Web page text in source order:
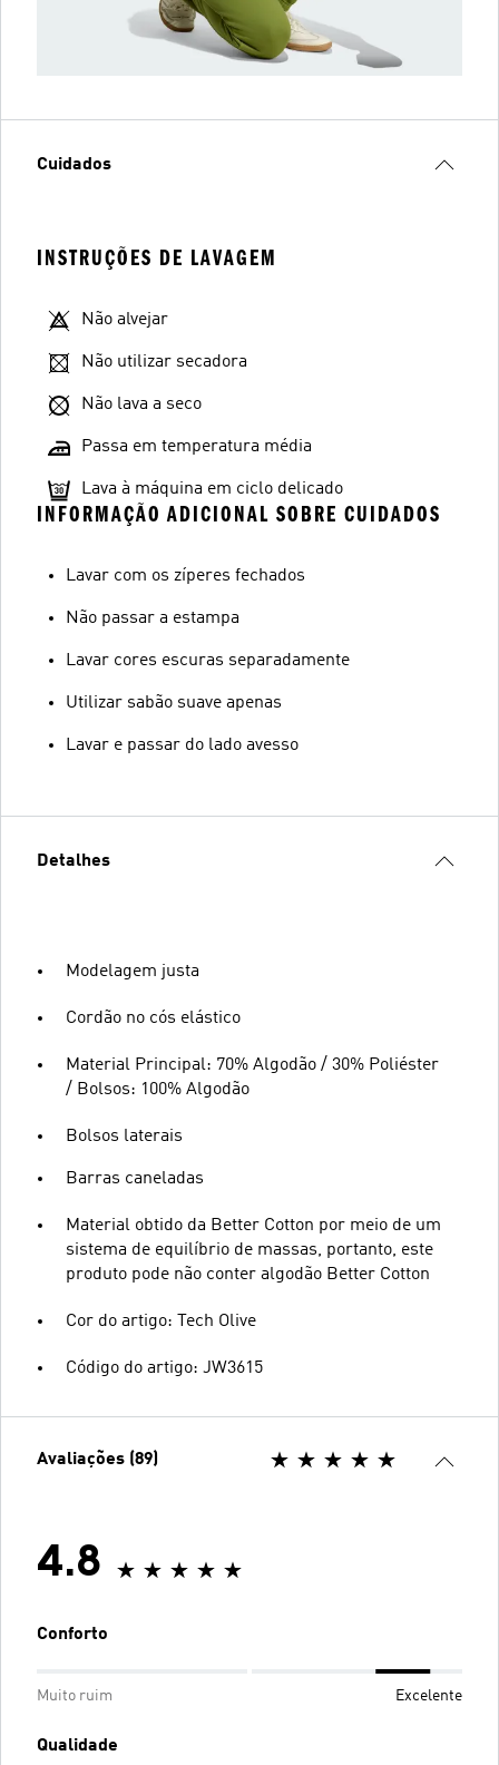
Cuidados
INSTRUÇÕES DE LAVAGEM
Não alvejar
Não utilizar secadora
Não lava a seco
Passa em temperatura média
Lava à máquina em ciclo delicado
INFORMAÇÃO ADICIONAL SOBRE CUIDADOS
Lavar com os zíperes fechados
Não passar a estampa
Lavar cores escuras separadamente
Utilizar sabão suave apenas
Lavar e passar do lado avesso
Detalhes
Modelagem justa
Cordão no cós elástico
Material Principal: 70% Algodão / 30% Poliéster
/ Bolsos: 100% Algodão
Bolsos laterais
Barras caneladas
Material obtido da Better Cotton por meio de um
sistema de equilíbrio de massas, portanto, este
produto pode não conter algodão Better Cotton
Cor do artigo: Tech Olive
Código do artigo: JW3615
Avaliações (89)
4.8
Conforto
Muito ruim Excelente
Qualidade